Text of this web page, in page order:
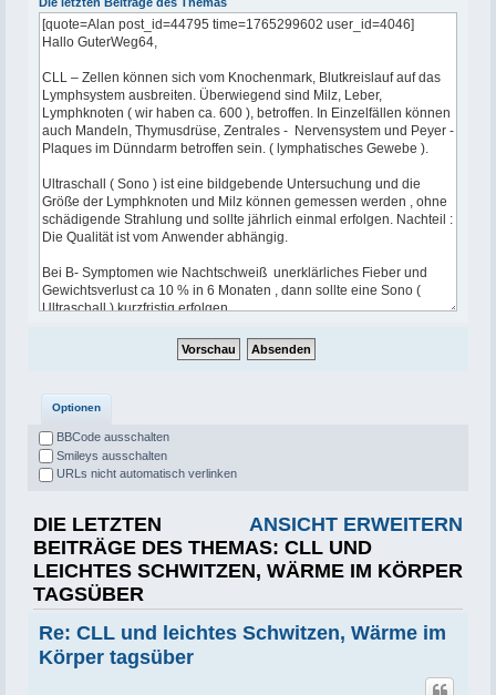
Optionen
BBCode ausschalten
Smileys ausschalten
URLs nicht automatisch verlinken
ANSICHT ERWEITERN
DIE LETZTEN
BEITRÄGE DES THEMAS: CLL UND
LEICHTES SCHWITZEN, WÄRME IM KÖRPER
TAGSÜBER
Re: CLL und leichtes Schwitzen, Wärme im
Körper tagsüber